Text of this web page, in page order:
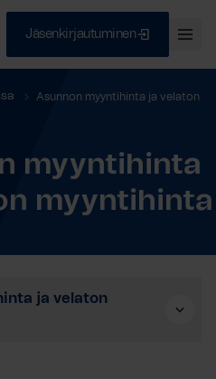
Jäsenkirjautuminen
Sulje
Asunnon myyntihinta ja velaton
myyntihinta
myyntihinta
ja velaton